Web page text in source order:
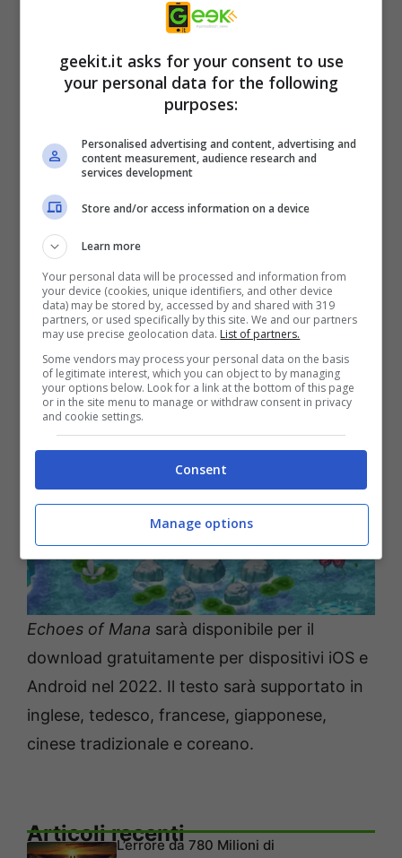
Progettato e sviluppato da WFS, Inc.,
of Manaè un nuovo gioco di ruolo d’azione
free-to-play in arrivo sui dispositivi mobile di
tutto il mondo nel 2022. I giocatori possono
godersi una nuova storia con personaggi
nuovi e di ritorno dai precedenti giochi di
Mana. Il titolo consente inoltre ai giocatori di
immergersi nell’ “azione 2D” che è sinonimo
della serie e anche di prendere parte a una
modalità multiplayer con un massimo di tre
persone.
Echoes of Mana sarà disponibile per il
download gratuitamente per dispositivi iOS e
Android nel 2022. Il testo sarà supportato in
inglese, tedesco, francese, giapponese,
cinese tradizionale e coreano.
Articoli recentiL’errore da 780 Milioni di
geekit.it asks for your consent to use
your personal data for the following
purposes:
Personalised advertising and content, advertising and
content measurement, audience research and
services development
Store and/or access information on a device
Learn more
Your personal data will be processed and information from
your device (cookies, unique identifiers, and other device
data) may be stored by, accessed by and shared with 319
partners, or used specifically by this site. We and our partners
may use precise geolocation data. List of partners.
Some vendors may process your personal data on the basis
of legitimate interest, which you can object to by managing
your options below. Look for a link at the bottom of this page
or in the site menu to manage or withdraw consent in privacy
and cookie settings.
Consent
Manage options